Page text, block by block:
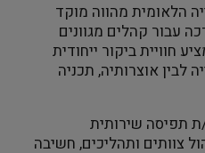
הלאומית מהווה מוקד
עבור קהלים מגוונים
חוויית ביקור ייחודית
לבין אוצרותיה, תכניה
תפיסה שירותית
צוותים ותהליכים, חשיבה